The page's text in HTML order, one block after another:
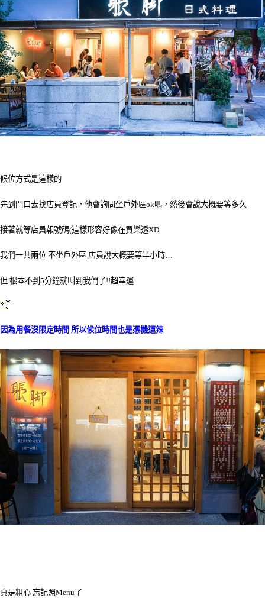
候位方式是這樣的
先到門口去找店員登記，他會詢問坐戶外區ok嗎，然後會說大概要等多久
接著就等店員報號碼(這樣形容好像在買樂透XD
我們一共兩位 不坐戶外區 店員說大概要等半小時…
但 根本不到5分鐘就叫到我們了!!超幸運
因為用餐沒限定時間 所以候位時間也是憑機運辣
真是粗心 忘記照Menu了